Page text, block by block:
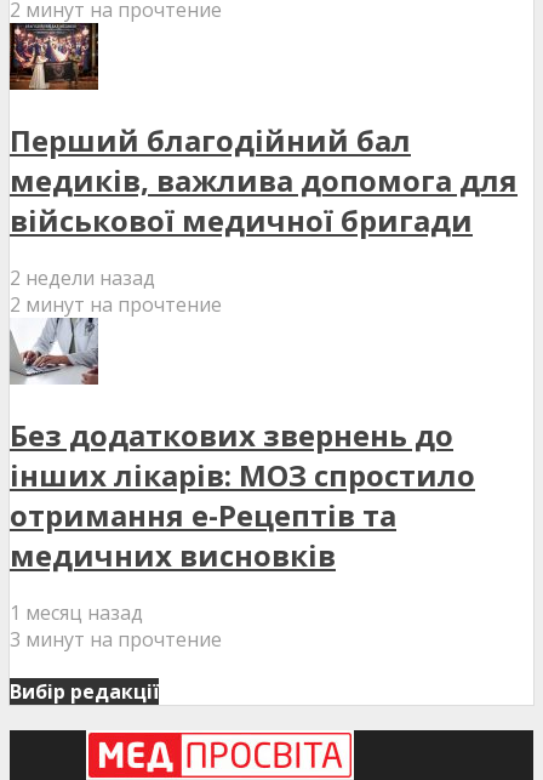
2 минут на прочтение
Перший благодійний бал
медиків, важлива допомога для
військової медичної бригади
2 недели назад
2 минут на прочтение
Без додаткових звернень до
інших лікарів: МОЗ спростило
отримання е-Рецептів та
медичних висновків
1 месяц назад
3 минут на прочтение
Вибір редакції